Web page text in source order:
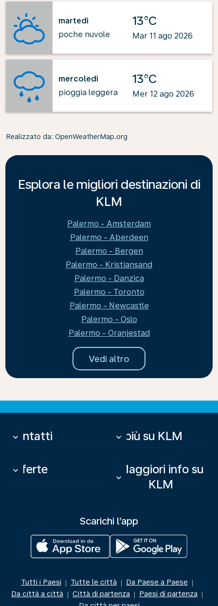
martedì
poche nuvole
13°C
Mar 11 ago 2026
mercoledì
pioggia leggera
13°C
Mer 12 ago 2026
Realizzato da: OpenWeatherMap.org
Esplora le migliori destinazioni di
KLM
Palermo - Amsterdam
Palermo - Aberdeen
Palermo - Bergen
Palermo - Kristiansand
Palermo - Danzica
Palermo - Toronto
Palermo - Newcastle
Palermo - Oslo
Palermo - Oranjestad
Vedi altro
Contatti
keyboard_arrow_down Di più su KLM
keyboard_arrow_down
Offerte
keyboard_arrow_down
Maggiori info su
KLM
keyboard_arrow_down
Scarichi l’app
Tutti i Paesi | Tutte le città | Da Paese a Paese |
Da città a città | Città di partenza | Paesi di partenza |